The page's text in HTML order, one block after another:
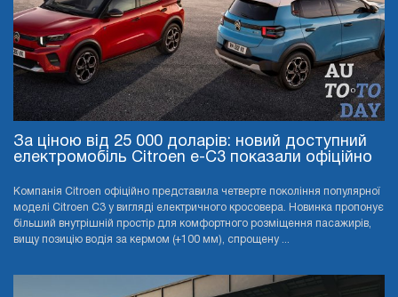
За ціною від 25 000 доларів: новий доступний
електромобіль Citroen e-C3 показали офіційно
Компанія Citroen офіційно представила четверте покоління популярної
моделі Citroen C3 у вигляді електричного кросовера. Новинка пропонує
більший внутрішній простір для комфортного розміщення пасажирів,
вищу позицію водія за кермом (+100 мм), спрощену ...